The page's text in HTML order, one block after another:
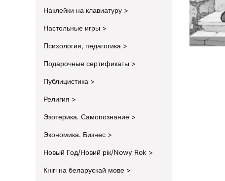
Наклейки на клавиатуру
Настольные игры
Психология, педагогика
Подарочные сертификаты
Публицистика
Религия
Эзотерика. Самопознание
Экономика. Бизнес
Новый Год/Новий рік/Nowy Rok
Кнігі на беларускай мове